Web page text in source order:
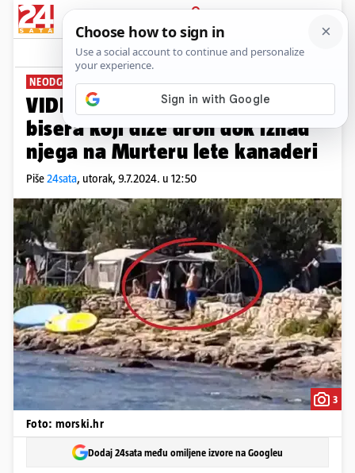
PRIJAVA
News Komentari
NEODGOVORNI TURIST
VIDEO Nevjerojatno! Pogledajte
bisera koji diže dron dok iznad
njega na Murteru lete kanaderi
Piše24sata, utorak, 9.7.2024. u 12:50
3
Foto: morski.hr
Dodaj 24sata među omiljene izvore na Googleu